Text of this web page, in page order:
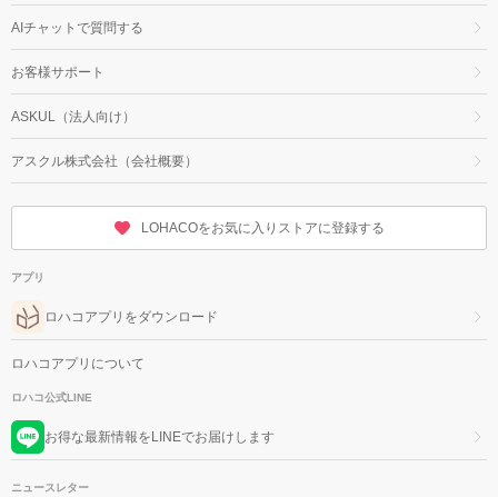
AIチャットで質問する
お客様サポート
ASKUL（法人向け）
アスクル株式会社（会社概要）
LOHACOをお気に入りストアに登録する
アプリ
ロハコアプリをダウンロード
ロハコアプリについて
ロハコ公式LINE
お得な最新情報をLINEでお届けします
ニュースレター